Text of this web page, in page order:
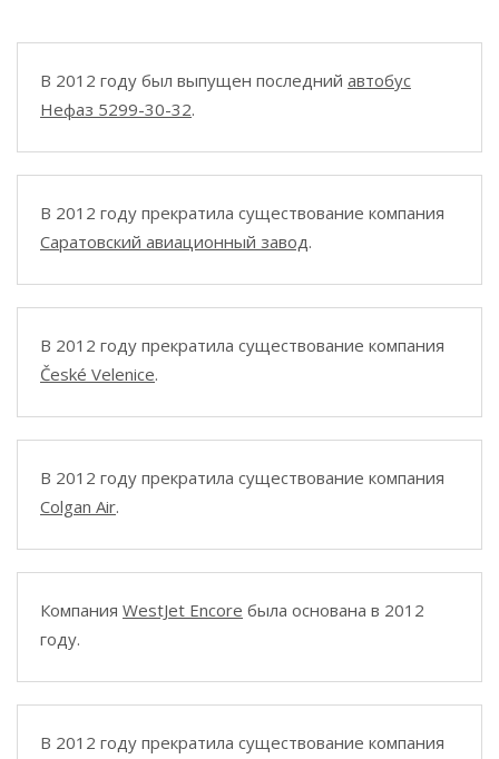
В 2012 году был выпущен последний автобус
Нефаз 5299-30-32.
В 2012 году прекратила существование компания
Саратовский авиационный завод.
В 2012 году прекратила существование компания
České Velenice.
В 2012 году прекратила существование компания
Colgan Air.
Компания WestJet Encore была основана в 2012
году.
В 2012 году прекратила существование компания